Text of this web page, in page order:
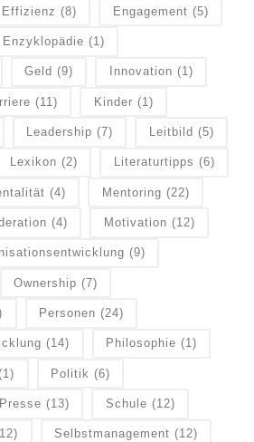
Effizienz (8) Engagement (5)
Enzyklopädie (1)
Geld (9) Innovation (1)
(11) Kinder (1)
Leadership (7) Leitbild (5)
Lexikon (2) Literaturtipps (6)
(4) Mentoring (22)
(4) Motivation (12)
(9)
Ownership (7)
Personen (24)
(14) Philosophie (1)
(1) Politik (6)
Presse (13) Schule (12)
Selbstmanagement (12)